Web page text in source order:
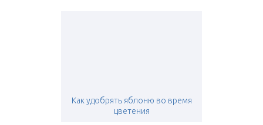
Как удобрять яблоню во время
цветения